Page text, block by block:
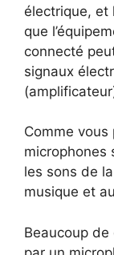
électrique, et
que
connecté
signaux
Comme vous
microphones
les sons de
musique et
Beaucoup